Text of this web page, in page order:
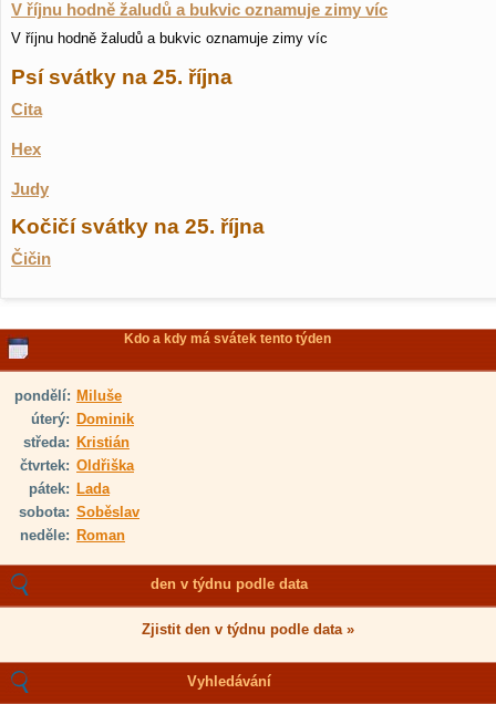
V říjnu hodně žaludů a bukvic oznamuje zimy víc
V říjnu hodně žaludů a bukvic oznamuje zimy víc
Psí svátky na 25. října
Cita
Hex
Judy
Kočičí svátky na 25. října
Čičin
Kdo a kdy má svátek tento týden
pondělí: Miluše
úterý: Dominik
středa: Kristián
čtvrtek: Oldřiška
pátek: Lada
sobota: Soběslav
neděle: Roman
den v týdnu podle data
Zjistit den v týdnu podle data »
Vyhledávání